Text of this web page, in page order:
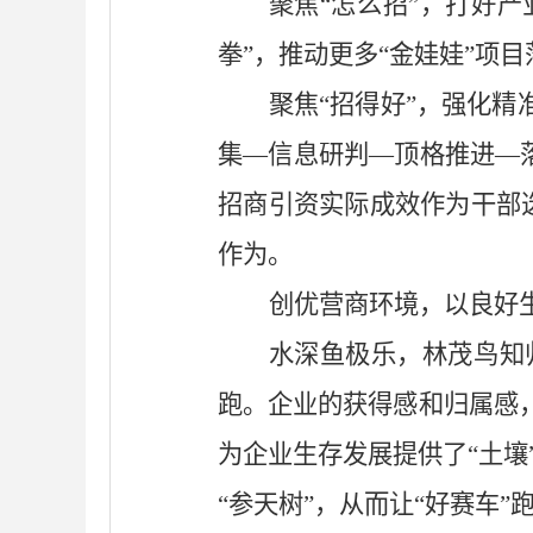
拳”，推动更多“金娃娃”项
聚焦“招得好”，强化精
集—信息研判—顶格推进—落
招商引资实际成效作为干
作为。
创优营商环境，以良好
水深鱼极乐，林茂鸟知
跑。企业的获得感和归属感
为企业生存发展提供了“土
“参天树”，从而让“好赛车”